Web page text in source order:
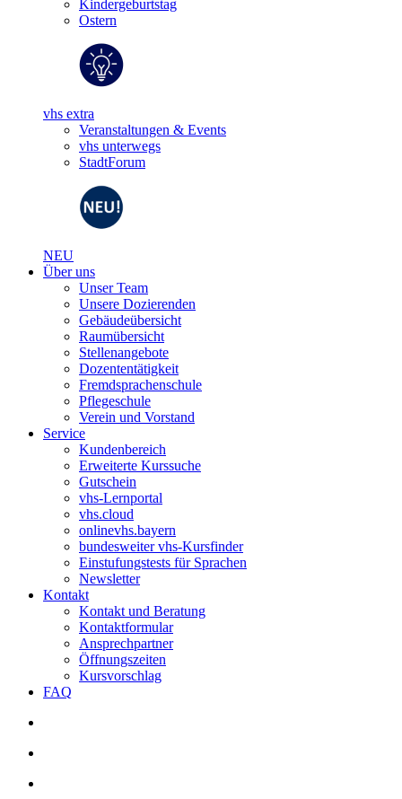
Kindergeburtstag
Ostern
vhs extra
Veranstaltungen & Events
vhs unterwegs
StadtForum
NEU
Über uns
Unser Team
Unsere Dozierenden
Gebäudeübersicht
Raumübersicht
Stellenangebote
Dozententätigkeit
Fremdsprachenschule
Pflegeschule
Verein und Vorstand
Service
Kundenbereich
Erweiterte Kurssuche
Gutschein
vhs-Lernportal
vhs.cloud
onlinevhs.bayern
bundesweiter vhs-Kursfinder
Einstufungstests für Sprachen
Newsletter
Kontakt
Kontakt und Beratung
Kontaktformular
Ansprechpartner
Öffnungszeiten
Kursvorschlag
FAQ